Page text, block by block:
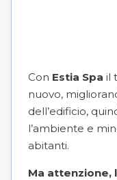
Con Estia Spa il
nuovo,
dell’edificio,
l’ambiente e
abitanti.
Ma attenzione,